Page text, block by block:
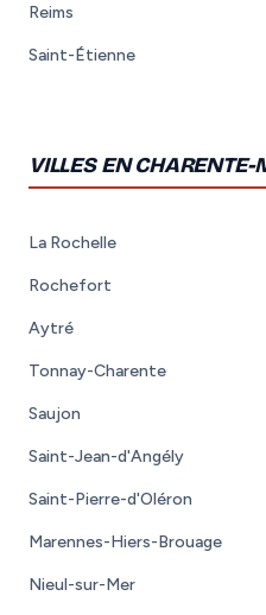
Reims
Saint-Étienne
VILLES EN CHARENTE-
La Rochelle
Rochefort
Aytré
Tonnay-Charente
Saujon
Saint-Jean-d'Angély
Saint-Pierre-d'Oléron
Marennes-Hiers-Brouage
Nieul-sur-Mer